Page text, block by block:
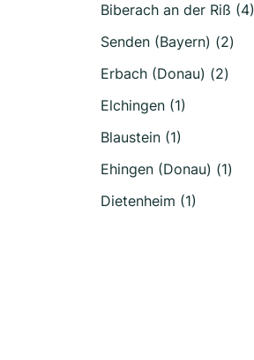
Biberach an der Riß (4)
Senden (Bayern) (2)
Erbach (Donau) (2)
Elchingen (1)
Blaustein (1)
Ehingen (Donau) (1)
Dietenheim (1)